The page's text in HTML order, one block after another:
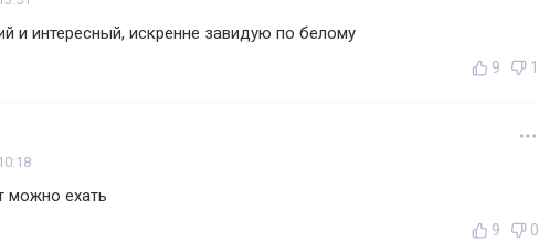
и интересный, искренне завидую по белому
9 1
можно ехать
9 0